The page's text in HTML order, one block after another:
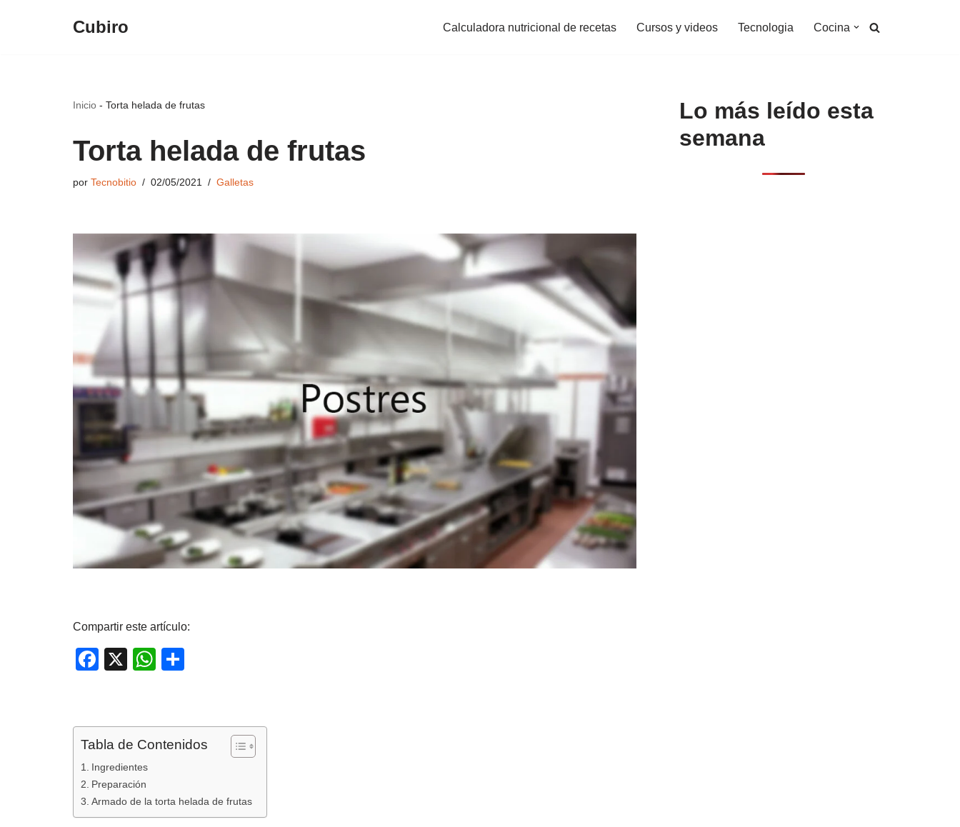
Cubiro Calculadora nutricional de recetas Cursos y videos Tecnologia Cocina
Inicio - Torta helada de frutas
Torta helada de frutas
por Tecnobitio 02/05/2021 Galletas
Compartir este artículo:
F
e
b
o
o
k
X
W
s
A
p
p
ar
Tabla de Contenidos
Ingredientes
Preparación
Armado de la torta helada de frutas
Lo más leído esta
semana